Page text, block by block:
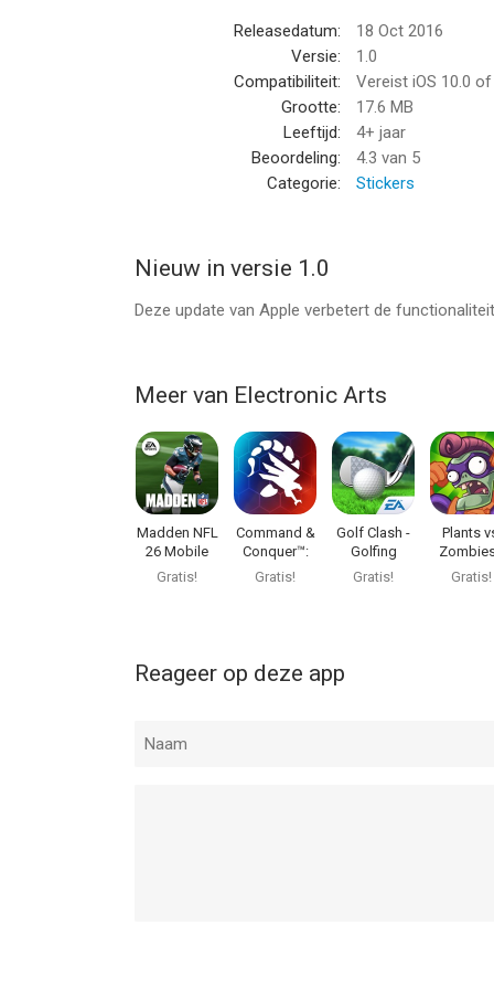
Maak je berichten leuker dan ooit tevoren – haal
Plants vs. Zombies(TM)-stickers van Electronic
10.0 of hoger, geschikt bevonden voor
Releasedatum:
18 Oct 2016
Versie:
1.0
Compatibiliteit:
Vereist iOS 10.0
Grootte:
17.6 MB
Leeftijd:
4+ jaar
Beoordeling:
4.3 van 5
Categorie:
Stickers
Nieuw in versie 1.0
Deze update van Apple verbetert de
Meer van Electronic Arts
Madden NFL
26 Mobile
Football
Gratis!
Command &
Conquer™:
Rivals PVP
Gratis!
Golf Clash -
Golfing
Simulator
Gratis!
Plants
Heroes
Gratis!
Reageer op deze app